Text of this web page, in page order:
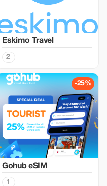
Eskimo Travel
2
-25%
Gohub eSIM
1